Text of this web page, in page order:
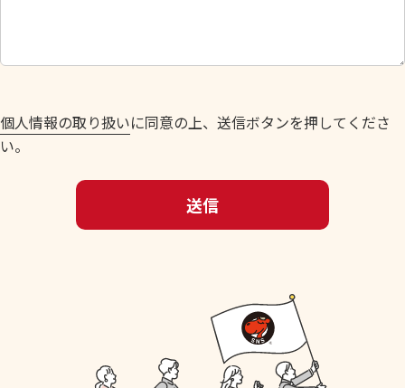
だ
い
。
個人情報の取り扱いに同意の上、送信ボタンを押してくださ
い。